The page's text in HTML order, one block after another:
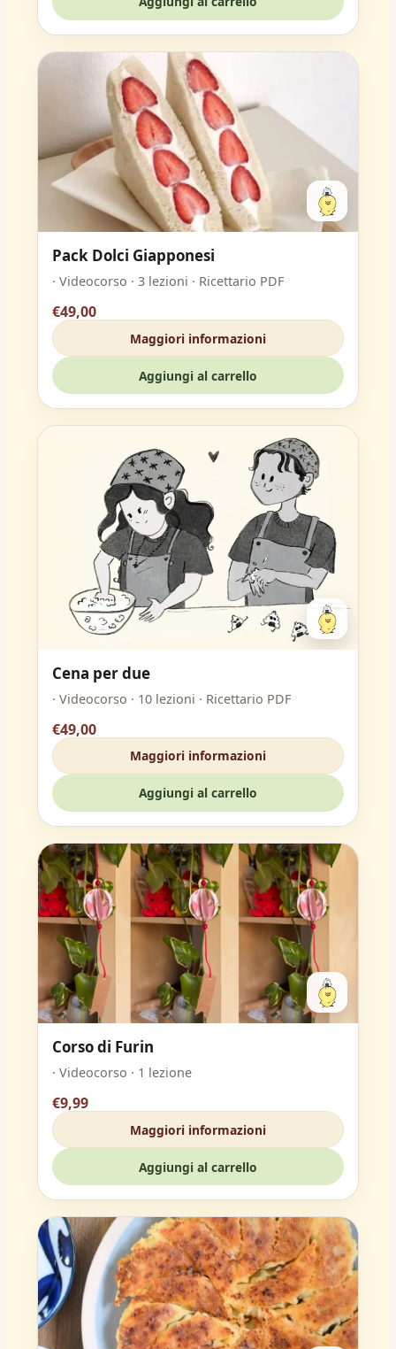
Pack Dolci Giapponesi
· Videocorso · 3 lezioni · Ricettario PDF
€49,00
Maggiori informazioni
Aggiungi al carrello
Cena per due
· Videocorso · 10 lezioni · Ricettario PDF
€49,00
Maggiori informazioni
Aggiungi al carrello
Corso di Furin
· Videocorso · 1 lezione
€9,99
Maggiori informazioni
Aggiungi al carrello